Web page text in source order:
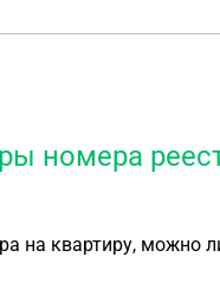
номера
на квартиру, можно